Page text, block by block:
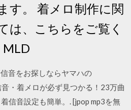
す。 着メロ制作に関
は、こちらをご覧く
MLD
音をお探しならヤマハの
音・着メロが必ず見つかる！23万曲
信音設定も簡単。. [jpop mp3を無